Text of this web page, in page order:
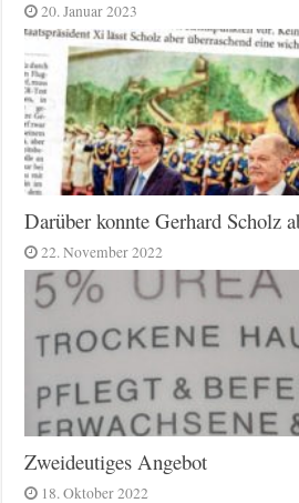
20. Januar 2023
Darüber konnte Gerhard Scholz
22. November 2022
Zweideutiges Angebot
18. Oktober 2022